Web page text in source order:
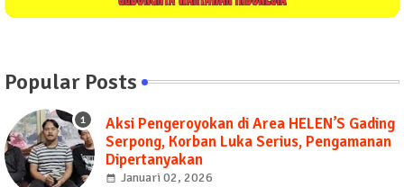
Popular Posts
Aksi Pengeroyokan di Area HELEN’S Gading
Serpong, Korban Luka Serius, Pengamanan
Dipertanyakan
Januari 02, 2026